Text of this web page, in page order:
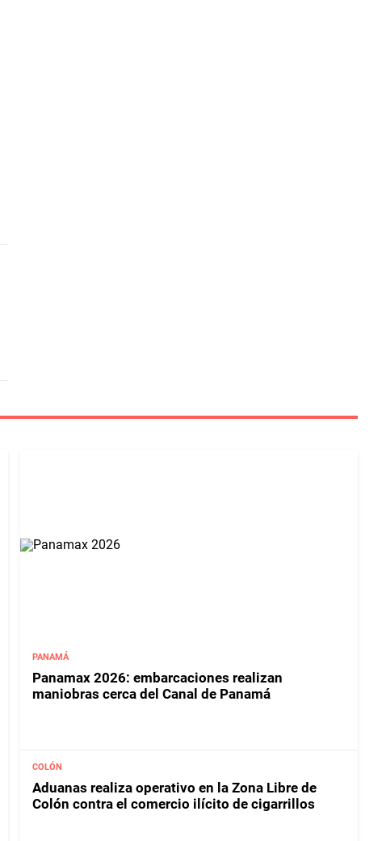
PANAMÁ
Panamax 2026: embarcaciones realizan
maniobras cerca del Canal de Panamá
COLÓN
Aduanas realiza operativo en la Zona Libre de
Colón contra el comercio ilícito de cigarrillos